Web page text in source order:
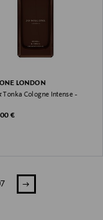
LONDON
Tonka Cologne Intense -
Price
€